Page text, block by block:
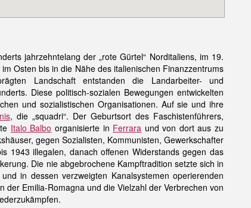
jahrzehntelang der „rote Gürtel“ Norditaliens, im 19.
Osten bis in die Nähe des italienischen Finanzzentrums
Landschaft entstanden die Landarbeiter- und
Diese politisch-sozialen Bewegungen entwickelten
und sozialistischen Organisationen. Auf sie und ihre
, die „squadri“. Der Geburtsort des Faschistenführers,
Italo Balbo organisierte in Ferrara und von dort aus zu
gegen Sozialisten, Kommunisten, Gewerkschafter
1943 illegalen, danach offenen Widerstands gegen das
Die nie abgebrochene Kampftradition setzte sich in
in dessen verzweigten Kanalsystemen operierenden
Emilia-Romagna und die Vielzahl der Verbrechen von